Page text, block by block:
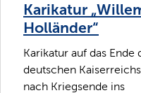
Karikatur
Holländer“
Karikatur auf das Ende
deutschen
nach Kriegsende ins